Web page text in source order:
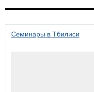
Семинары в Тбилиси